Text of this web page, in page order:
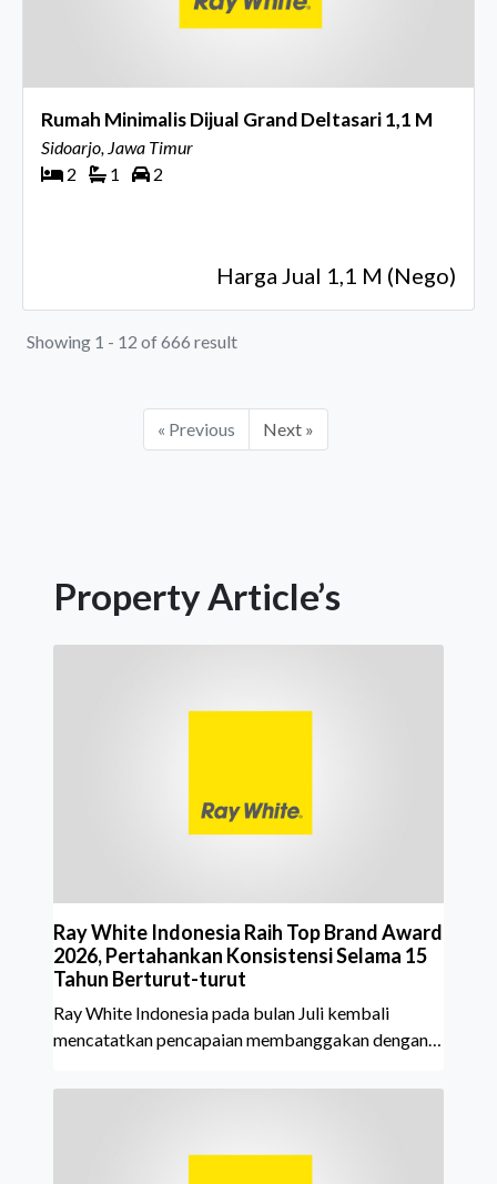
Rumah Minimalis Dijual Grand Deltasari 1,1 M
Sidoarjo, Jawa Timur
2
1 2
Harga Jual 1,1 M (Nego)
Showing 1 - 12 of 666 result
« Previous Next »
Property Article’s
Ray White Indonesia Raih Top Brand Award
2026, Pertahankan Konsistensi Selama 15
Tahun Berturut-turut
Ray White Indonesia pada bulan Juli kembali
mencatatkan pencapaian membanggakan dengan
Property Agent. Penghargaan ini menjadi semakin